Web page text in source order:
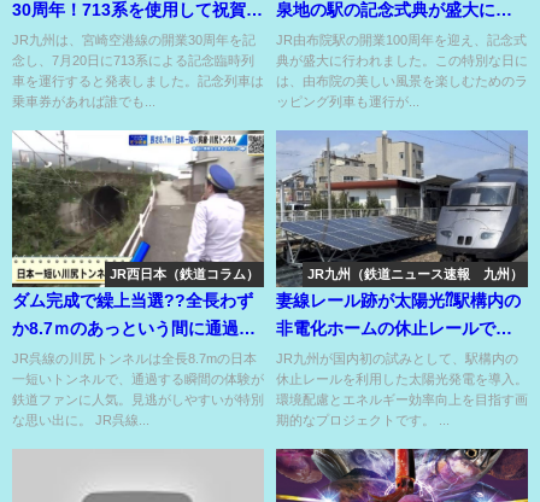
30周年！713系を使用して祝賀ム
ード!?
JR九州は、宮崎空港線の開業30周年を記
念し、7月20日に713系による記念臨時列
車を運行すると発表しました。記念列車は
乗車券があれば誰でも...
泉地の駅の記念式典が盛大に！
定期特急列車にもロゴマーク!!
JR由布院駅の開業100周年を迎え、記念式
典が盛大に行われました。この特別な日に
は、由布院の美しい風景を楽しむためのラ
ッピング列車も運行が...
JR西日本（鉄道コラム）
ダム完成で繰上当選??全長わず
か8.7ｍのあっという間に通過す
る日本一短いトンネル??
JR呉線の川尻トンネルは全長8.7mの日本
一短いトンネルで、通過する瞬間の体験が
鉄道ファンに人気。見逃がしやすいが特別
な思い出に。 JR呉線...
JR九州（鉄道ニュース速報 九州）
妻線レール跡が太陽光⁇駅構内の
非電化ホームの休止レールで太
陽光発電⁇
JR九州が国内初の試みとして、駅構内の
休止レールを利用した太陽光発電を導入。
環境配慮とエネルギー効率向上を目指す画
期的なプロジェクトです。 ...